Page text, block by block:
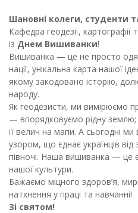
Шановні колеги, студенти
Кафедра геодезії,
із Днем Вишиванки!
Вишиванка — це не просто
нації, унікальна карта нашої
якому закодовано історію,
народу.
Як геодезисти, ми вимірюємо
— впорядковуємо рідну
її велич на мапи. А сьогодні ми
узором, що єднає українців від
півночі. Наша вишиванка — це
нашої культури.
Бажаємо міцного здоров’я,
натхнення у праці та навчанні!
Зі святом!